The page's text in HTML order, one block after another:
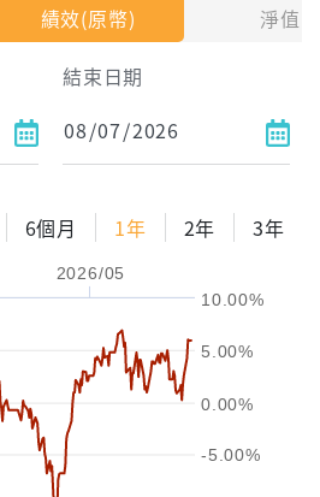
績效(原幣)
淨值
結束日期
6個月 1年 2年 3年
2026/05
-5.00%
0.00%
5.00%
10.00%
2年